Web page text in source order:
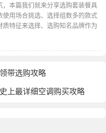
，本篇我们就来分享选购套装餐具
使用场合挑选、选择组数多的款式
质特征来选择、选购知名品牌作为
带选购攻略
上最详细空调购买攻略